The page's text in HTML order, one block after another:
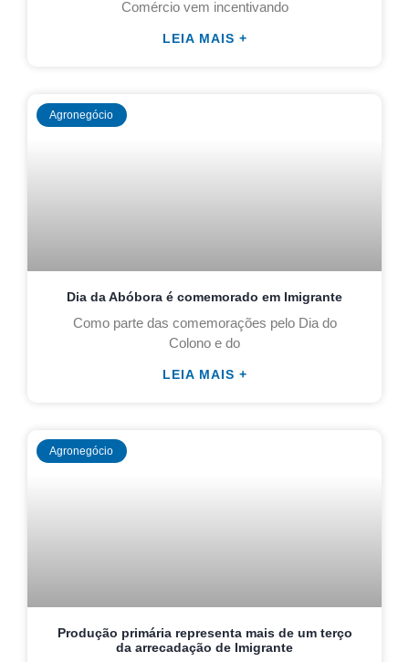
Comércio vem incentivando
LEIA MAIS +
Agronegócio
Dia da Abóbora é comemorado em Imigrante
Como parte das comemorações pelo Dia do
Colono e do
LEIA MAIS +
Agronegócio
Produção primária representa mais de um terço
da arrecadação de Imigrante